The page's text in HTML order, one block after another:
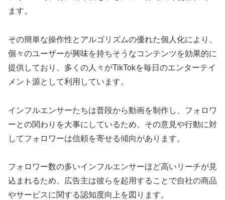
ます。
その簡単な操作性とアルゴリズムの優れた個人化により、
個々のユーザーが興味を持ちそうなコンテンツを効果的に
提供しており、多くの人々がTikTokを毎日のエンターテイ
メント源として利用しています。
インフルエンサーたちは普段から動画を制作し、フォロワ
ーとの関わりを大事にしているため、その意見や行動に対
してフォロワーは信頼を寄せる傾向があります。
フォロワー数の多いインフルエンサーほど高いリーチが見
込まれるため、広告主は彼らを起用することで自社の商品
やサービスに関する認知度向上を図ります。